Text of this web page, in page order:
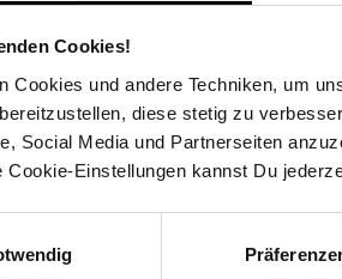
Cookies!
Cookies und andere Techniken, um
diese stetig zu
Social Media und Partnerseiten
Cookie-Einstellungen kannst Du
Nicht bügeln
Herren
100% not_applicable
100% not_applicable
konturiert
Synthetik